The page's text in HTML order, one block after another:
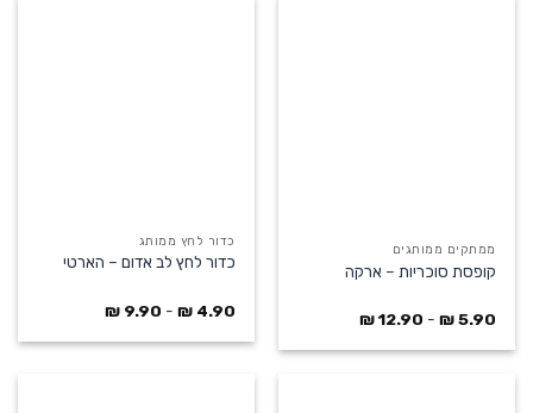
ממתקים ממותגים
קופסת סוכריות – ארקה
5.90
₪
-
12.90
₪
כדור לחץ ממותג
כדור לחץ לב אדום – הארטי
4.90
₪
-
9.90
₪